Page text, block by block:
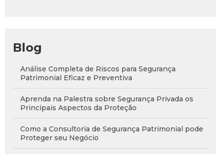
Blog
Análise Completa de Riscos para Segurança
Patrimonial Eficaz e Preventiva
Aprenda na Palestra sobre Segurança Privada os
Principais Aspectos da Proteção
Como a Consultoria de Segurança Patrimonial pode
Proteger seu Negócio